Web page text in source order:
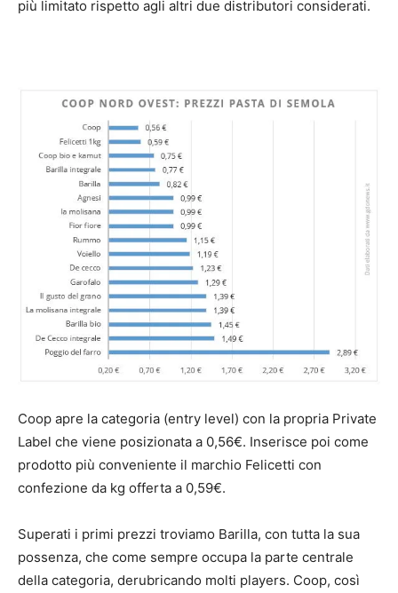
più limitato rispetto agli altri due distributori considerati.
Coop apre la categoria (entry level) con la propria Private
Label che viene posizionata a 0,56€. Inserisce poi come
prodotto più conveniente il marchio Felicetti con
confezione da kg offerta a 0,59€.
Superati i primi prezzi troviamo Barilla, con tutta la sua
possenza, che come sempre occupa la parte centrale
della categoria, derubricando molti players. Coop, così